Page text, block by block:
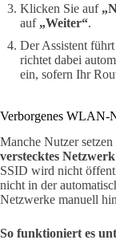
Klicken Sie auf
auf „Weiter“.
Der Assistent
richtet dabei
ein, sofern Ihr
Verborgenes WLAN-
Manche Nutzer
verstecktes
SSID wird nicht
nicht in der
Netzwerke manuell
So funktioniert es